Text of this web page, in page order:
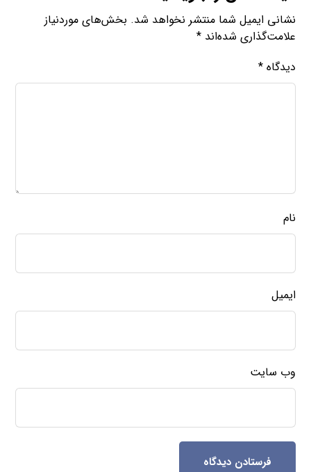
نشانی ایمیل شما منتشر نخواهد شد. بخش‌های موردنیاز
علامت‌گذاری شده‌اند*
دیدگاه*
نام
ایمیل
وب‌ سایت
فرستادن دیدگاه